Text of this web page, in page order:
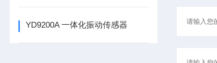
YD9200A 一体化振动传感器